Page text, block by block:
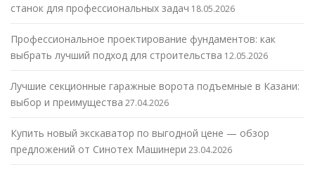
станок для профессиональных задач 18.05.2026
Профессиональное проектирование фундаментов: как
выбрать лучший подход для строительства 12.05.2026
Лучшие секционные гаражные ворота подъемные в Казани:
выбор и преимущества 27.04.2026
Купить новый экскаватор по выгодной цене — обзор
предложений от Синотех Машинери 23.04.2026